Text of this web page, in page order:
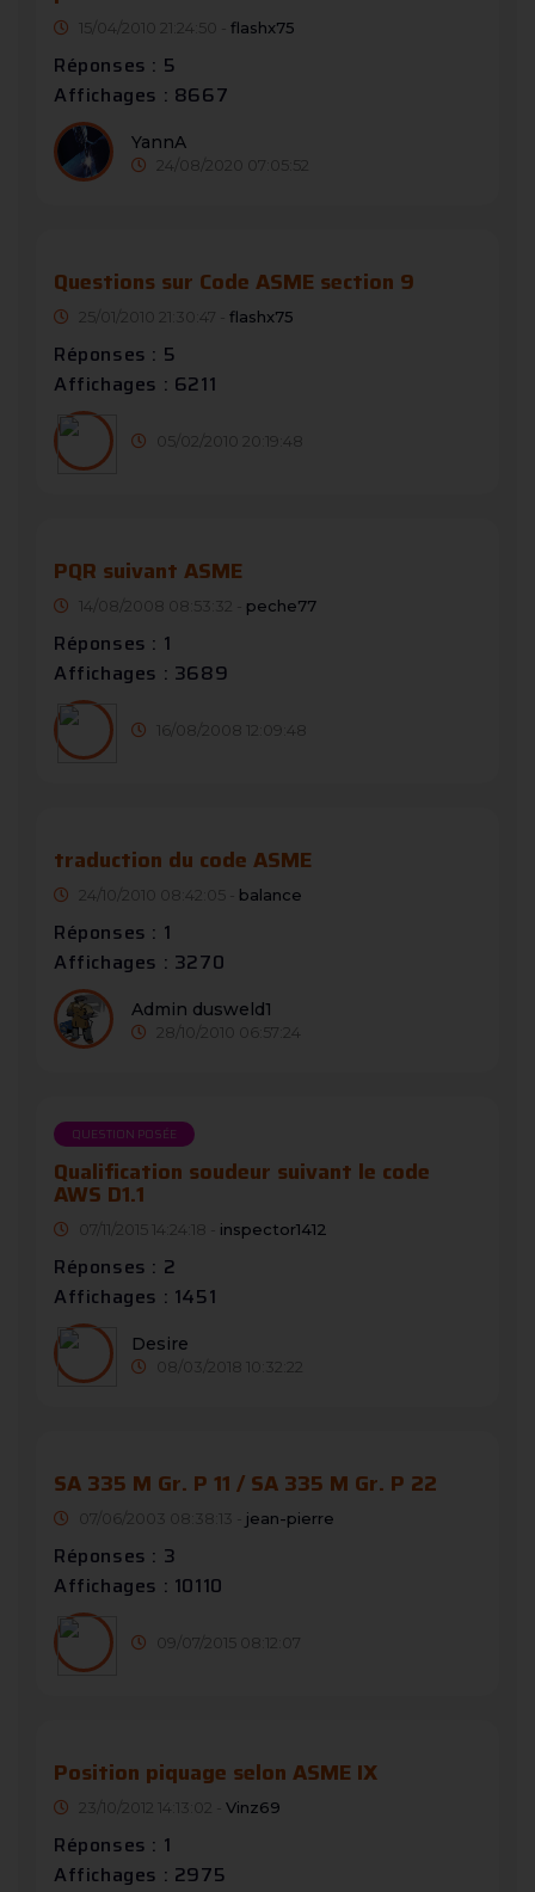
15/04/2010 21:24:50 - flashx75
Réponses : 5
Affichages : 8667
YannA
24/08/2020 07:05:52
Questions sur Code ASME section 9
25/01/2010 21:30:47 - flashx75
Réponses : 5
Affichages : 6211
05/02/2010 20:19:48
PQR suivant ASME
14/08/2008 08:53:32 - peche77
Réponses : 1
Affichages : 3689
16/08/2008 12:09:48
traduction du code ASME
24/10/2010 08:42:05 - balance
Réponses : 1
Affichages : 3270
Admin dusweld1
28/10/2010 06:57:24
QUESTION POSÉE
Qualification soudeur suivant le code
AWS D1.1
07/11/2015 14:24:18 - inspector1412
Réponses : 2
Affichages : 1451
Desire
08/03/2018 10:32:22
SA 335 M Gr. P 11 / SA 335 M Gr. P 22
07/06/2003 08:38:13 - jean-pierre
Réponses : 3
Affichages : 10110
09/07/2015 08:12:07
Position piquage selon ASME IX
23/10/2012 14:13:02 - Vinz69
Réponses : 1
Affichages : 2975